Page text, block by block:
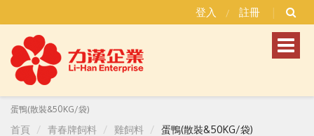
登入 / 註冊
蛋鴨(散裝&50KG/袋)
首頁 青春牌飼料 雞飼料 蛋鴨(散裝&50KG/袋)